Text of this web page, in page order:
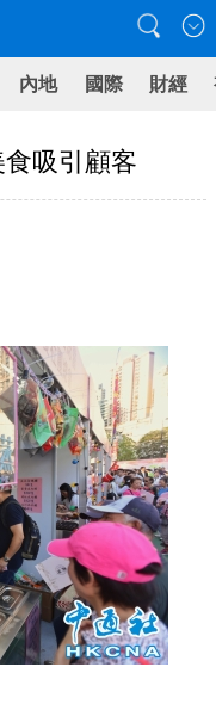
內地 國際 財經
吸引顧客